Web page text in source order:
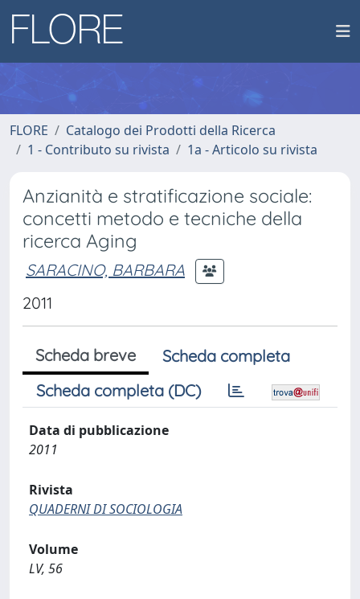
FLORE
Catalogo dei Prodotti della Ricerca
1 - Contributo su rivista
1a - Articolo su rivista
Anzianità e stratificazione sociale:
concetti metodo e tecniche della
ricerca Aging
SARACINO, BARBARA
2011
Scheda breve
Scheda completa
Scheda completa (DC)
Data di pubblicazione
2011
Rivista
QUADERNI DI SOCIOLOGIA
Volume
LV, 56